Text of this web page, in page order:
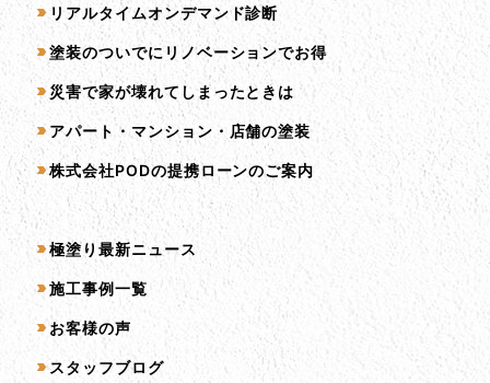
リアルタイムオンデマンド診断
塗装のついでにリノベーションでお得
災害で家が壊れてしまったときは
アパート・マンション・店舗の塗装
株式会社PODの提携ローンのご案内
コンテンツ一覧
極塗り最新ニュース
施工事例一覧
お客様の声
スタッフブログ